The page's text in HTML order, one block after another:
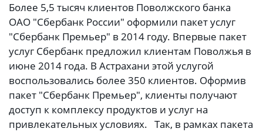
Более 5,5 тысяч клиентов Поволжского банка
ОАО "Сбербанк России" оформили пакет услуг
"Сбербанк Премьер" в 2014 году. Впервые пакет
услуг Сбербанк предложил клиентам Поволжья в
июне 2014 года. В Астрахани этой услугой
воспользовались более 350 клиентов. Оформив
пакет "Сбербанк Премьер", клиенты получают
доступ к комплексу продуктов и услуг на
привлекательных условиях. Так, в рамках пакета